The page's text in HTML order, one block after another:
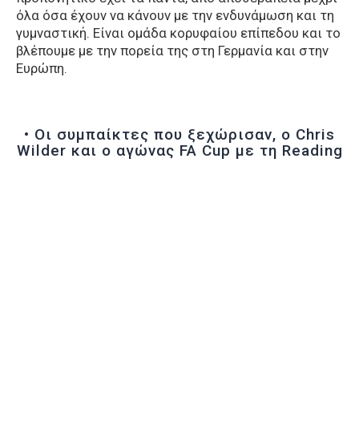
όλα όσα έχουν να κάνουν με την ενδυνάμωση και τη
γυμναστική. Είναι ομάδα κορυφαίου επίπεδου και το
βλέπουμε με την πορεία της στη Γερμανία και στην
Ευρώπη.
• Οι συμπαίκτες που ξεχώρισαν, ο Chris
Wilder και ο αγώνας FA Cup με τη Reading